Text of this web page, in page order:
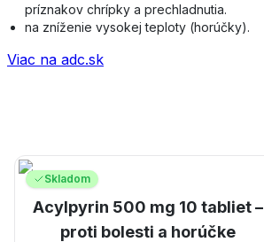
príznakov chrípky a prechladnutia.
na zníženie vysokej teploty (horúčky).
Viac na adc.sk
Skladom
Acylpyrin 500 mg 10 tabliet –
proti bolesti a horúčke